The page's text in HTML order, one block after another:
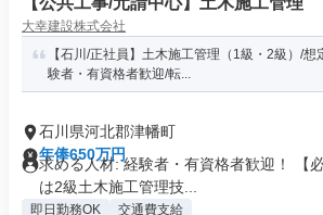
大幸建設株式会社
【石川/正社員】土木施工管理（1級・2級）/
験者・有資格者歓迎/転...
石川県河北郡津幡町
年俸650万円
求める人材: 経験者・有資格者歓迎！ 【
は2級土木施工管理技...
即日勤務OK 交通費支給